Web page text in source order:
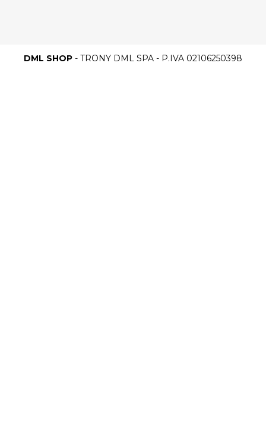
DML SHOP - TRONY DML SPA - P.IVA 02106250398